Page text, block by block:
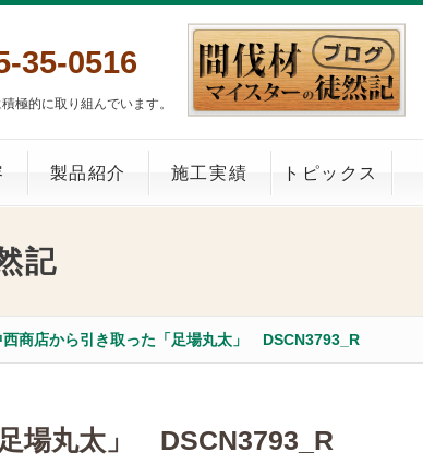
極的に取り組んでいます。
35-0516
製品紹介 施工実績 トピックス
記
西商店から引き取った「足場丸太」 DSCN3793_R
場丸太」 DSCN3793_R